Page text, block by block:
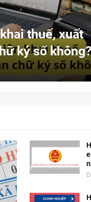
thuế, xuất
ký số không?